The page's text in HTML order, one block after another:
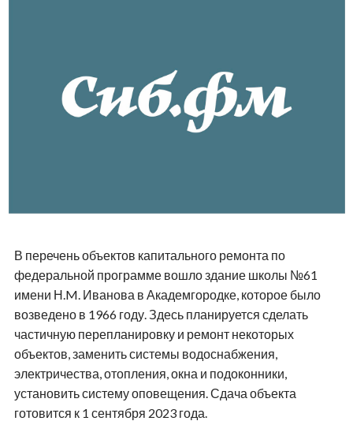
В перечень объектов капитального ремонта по
федеральной программе вошло здание школы №61
имени Н.M. Иванова в Академгородке, которое было
возведено в 1966 году. Здесь планируется сделать
частичную перепланировку и ремонт некоторых
объектов, заменить системы водоснабжения,
электричества, отопления, окна и подоконники,
установить систему оповещения. Сдача объекта
готовится к 1 сентября 2023 года.